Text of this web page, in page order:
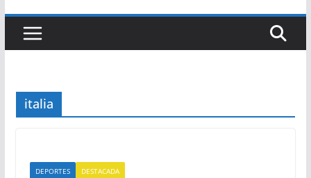
italia
DEPORTES DESTACADA